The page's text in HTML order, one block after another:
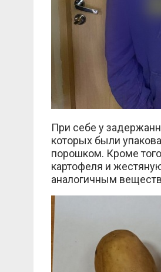
При себе у
которых были
порошком. Кроме
картофеля и
аналогичным